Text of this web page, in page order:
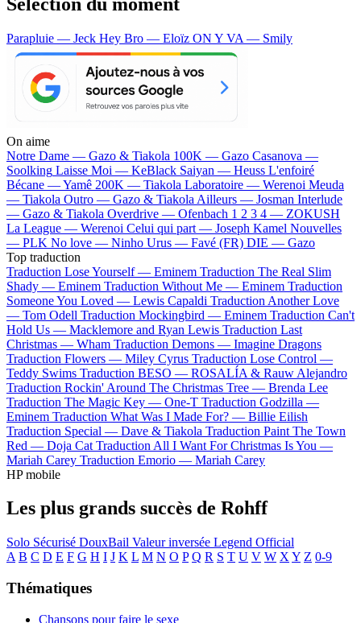
Parapluie — Jeck Hey Bro — Eloïz ON Y VA — Smily
On aime
Notre Dame — Gazo & Tiakola 100K — Gazo Casanova —
Soolking Laisse Moi — KeBlack Saiyan — Heuss L'enfoiré
Bécane —Yamê 200K — Tiakola Laboratoire — Werenoi Meuda
— Tiakola Outro — Gazo & Tiakola Ailleurs — Josman Interlude
— Gazo & Tiakola Overdrive — Ofenbach 1 2 3 4 — ZOKUSH
La League — Werenoi Celui qui part — Joseph Kamel Nouvelles
— PLK No love — Ninho Urus — Favé (FR) DIE — Gazo
Top traduction
Traduction Lose Yourself — Eminem Traduction The Real Slim
Shady — Eminem Traduction Without Me — Eminem Traduction
Someone You Loved — Lewis Capaldi Traduction Another Love
— Tom Odell Traduction Mockingbird — Eminem Traduction Can't
Hold Us — Macklemore and Ryan Lewis Traduction Last
Christmas — Wham Traduction Demons — Imagine Dragons
Traduction Flowers — Miley Cyrus Traduction Lose Control —
Teddy Swims Traduction BESO — ROSALÍA & Rauw Alejandro
Traduction Rockin' Around The Christmas Tree — Brenda Lee
Traduction The Magic Key — One-T Traduction Godzilla —
Eminem Traduction What Was I Made For? — Billie Eilish
Traduction Special — Dave & Tiakola Traduction Paint The Town
Red — Doja Cat Traduction All I Want For Christmas Is You —
Mariah Carey Traduction Emorio — Mariah Carey
HP mobile
Les plus grands succès de Rohff
Solo Sécurisé DouxBail Valeur inversée Legend Official
A B C D E F G H I J K L M N O P Q R S T U V W X Y Z 0-9
Thématiques
Chansons pour faire le sexe